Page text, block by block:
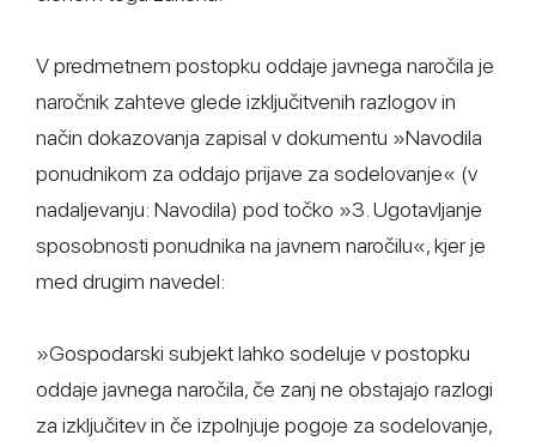
V predmetnem postopku oddaje javnega naročila je
naročnik zahteve glede izključitvenih razlogov in
način dokazovanja zapisal v dokumentu »Navodila
ponudnikom za oddajo prijave za sodelovanje« (v
nadaljevanju: Navodila) pod točko »3. Ugotavljanje
sposobnosti ponudnika na javnem naročilu«, kjer je
med drugim navedel:
»Gospodarski subjekt lahko sodeluje v postopku
oddaje javnega naročila, če zanj ne obstajajo razlogi
za izključitev in če izpolnjuje pogoje za sodelovanje,